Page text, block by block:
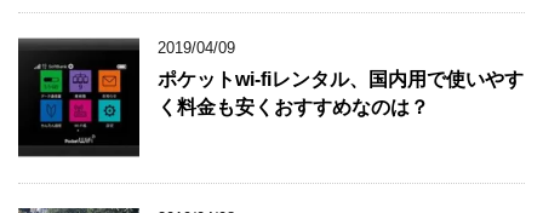
2019/04/09
ポケットwi-fiレンタル、国内用で使いやす
く料金も安くおすすめなのは？